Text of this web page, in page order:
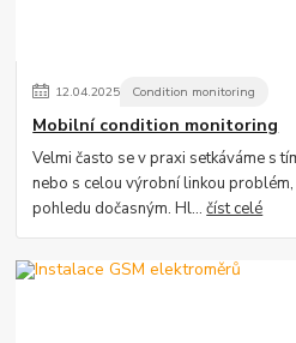
12.04.2025 Condition monitoring
Mobilní condition monitoring
Velmi často se v praxi setkáváme s
nebo s celou výrobní linkou
pohledu dočasným. Hl...číst celé